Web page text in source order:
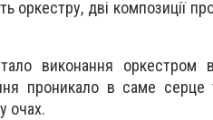
оркестру, дві композиції
виконання оркестром
проникало в саме серце
очах.